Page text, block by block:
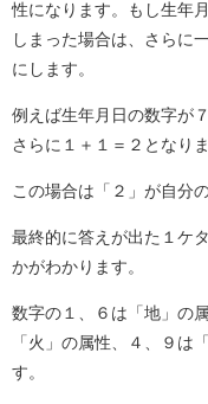
性になります。もし生年
しまった場合は、さらに
にします。
例えば生年月日の数字が
さらに１＋１＝２となりま
この場合は「２」が自分
最終的に答えが出た１ケ
かがわかります。
数字の１、６は「地」の
「火」の属性、４、９は
す。